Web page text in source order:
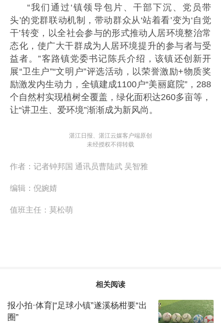
“我们通过‘镇领导包片、干部下沉、党员带
头’的党群联动机制，带动群众从‘站着看’变为‘自觉
干’转变，以全社会参与的形式推动人居环境整治常
态化，使广大干群成为人居环境提升的参与者与受
益者。”客路镇党委书记陈兵介绍，该镇还创新开
展“卫生户”“文明户”评选活动，以荣誉激励+物质奖
励激发内生动力，全镇建成1100户“美丽庭院”，288
个自然村实现植树全覆盖，绿化面积达260多亩等，
让“讲卫生、爱环境”渐渐成为新风尚。
湛江日报、湛江云媒客户端原创
未经授权不得转载
作者： 记者钟邦国 通讯员曹陆武 吴智雅
编辑： 倪婉婧
值班主任： 莫松萌
相关阅读
报小拍·体育|“足球小镇”遂溪杨柑要“出
圈”